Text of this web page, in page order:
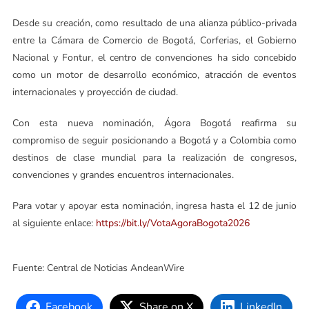
Desde su creación, como resultado de una alianza público-privada
entre la Cámara de Comercio de Bogotá, Corferias, el Gobierno
Nacional y Fontur, el centro de convenciones ha sido concebido
como un motor de desarrollo económico, atracción de eventos
internacionales y proyección de ciudad.
Con esta nueva nominación, Ágora Bogotá reafirma su
compromiso de seguir posicionando a Bogotá y a Colombia como
destinos de clase mundial para la realización de congresos,
convenciones y grandes encuentros internacionales.
Para votar y apoyar esta nominación, ingresa hasta el 12 de junio
al siguiente enlace: https://bit.ly/VotaAgoraBogota2026
Fuente: Central de Noticias AndeanWire